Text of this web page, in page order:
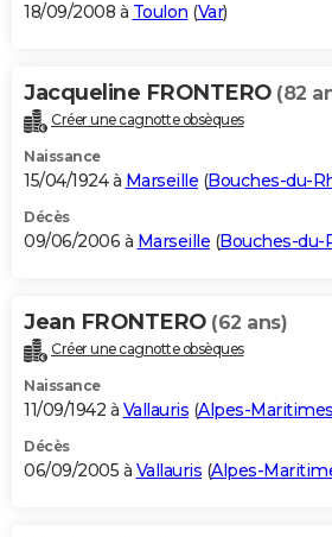
18/09/2008 à Toulon (Var)
Jacqueline FRONTERO (82
Créer une cagnotte obsèques
Naissance
15/04/1924 à Marseille (Bouches-du-
Décès
09/06/2006 à Marseille (Bouches-du-
Jean FRONTERO (62 ans)
Créer une cagnotte obsèques
Naissance
11/09/1942 à Vallauris (Alpes-Maritimes
Décès
06/09/2005 à Vallauris (Alpes-